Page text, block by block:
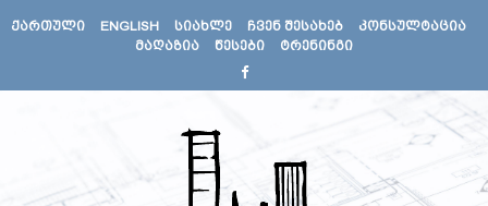
ᲥᲐᲠᲗᲣᲚᲘ ENGLISH ᲡᲘᲐᲮᲚᲔ ᲩᲕᲔᲜ ᲨᲔᲡᲐᲮᲔᲑ
ᲙᲝᲜᲡᲣᲚᲢᲐᲪᲘᲐ
ᲛᲐᲦᲐᲖᲘᲐ
ᲬᲔᲡᲔᲑᲘ ᲢᲠᲔᲜᲘᲜᲒᲘ